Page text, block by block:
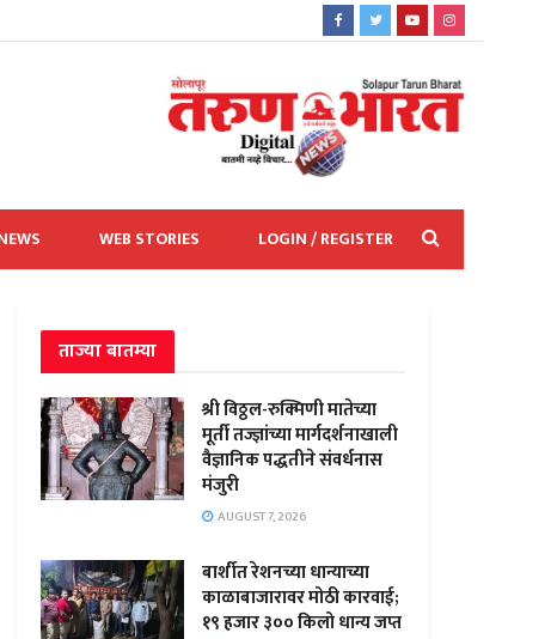
WEB STORIES LOGIN / REGISTER
ताज्या बातम्या
श्री विठ्ठल-रुक्मिणी मातेच्या
मूर्ती तज्ज्ञांच्या मार्गदर्शनाखाली
वैज्ञानिक पद्धतीने संवर्धनास
मंजुरी
AUGUST 7, 2026
बार्शीत रेशनच्या धान्याच्या
काळाबाजारावर मोठी कारवाई;
१९ हजार ३०० किलो धान्य जप्त